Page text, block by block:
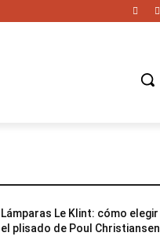
Lámparas Le Klint: cómo elegir
el plisado de Poul Christiansen